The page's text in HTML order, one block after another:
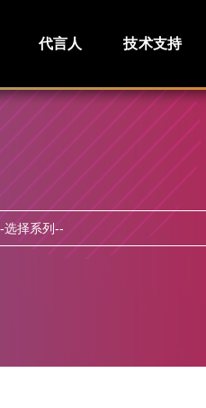
代言人 技术支持